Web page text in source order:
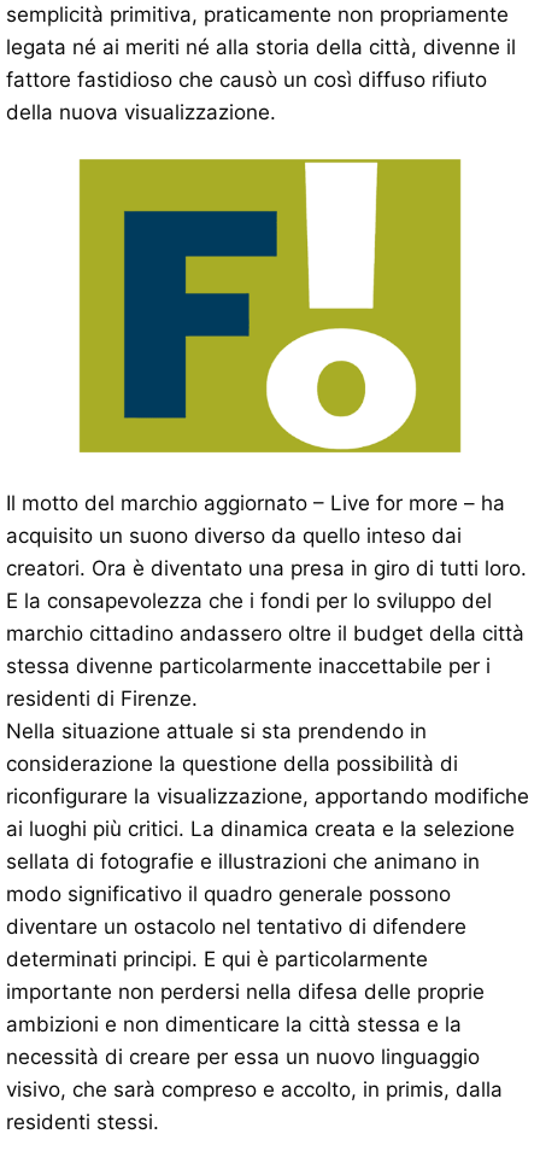
semplicità primitiva, praticamente non propriamente
legata né ai meriti né alla storia della città, divenne il
fattore fastidioso che causò un così diffuso rifiuto
della nuova visualizzazione.
Il motto del marchio aggiornato – Live for more – ha
acquisito un suono diverso da quello inteso dai
creatori. Ora è diventato una presa in giro di tutti loro.
E la consapevolezza che i fondi per lo sviluppo del
marchio cittadino andassero oltre il budget della città
stessa divenne particolarmente inaccettabile per i
residenti di Firenze.
Nella situazione attuale si sta prendendo in
considerazione la questione della possibilità di
riconfigurare la visualizzazione, apportando modifiche
ai luoghi più critici. La dinamica creata e la selezione
sellata di fotografie e illustrazioni che animano in
modo significativo il quadro generale possono
diventare un ostacolo nel tentativo di difendere
determinati principi. E qui è particolarmente
importante non perdersi nella difesa delle proprie
ambizioni e non dimenticare la città stessa e la
necessità di creare per essa un nuovo linguaggio
visivo, che sarà compreso e accolto, in primis, dalla
residenti stessi.